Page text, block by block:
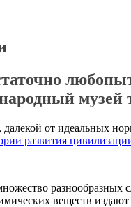
музей
далекой от идеальных
развития
разнообразных
веществ издают